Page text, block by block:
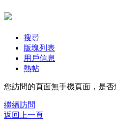
搜尋
版塊列表
用戶信息
熱帖
您訪問的頁面無手機頁面，是否
繼續訪問
返回上一頁